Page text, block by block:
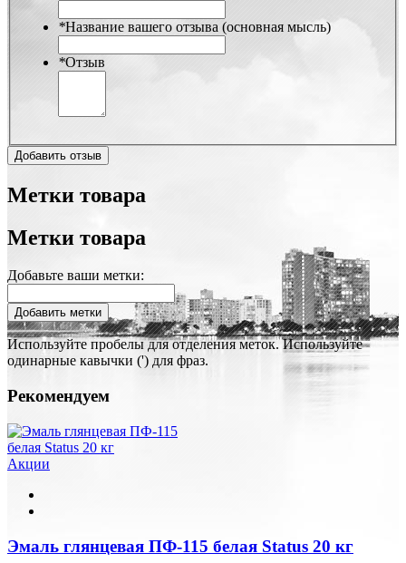
*Название вашего отзыва (основная мысль)
*Отзыв
Добавить отзыв
Метки товара
Метки товара
Добавьте ваши метки:
Добавить метки
Используйте пробелы для отделения меток. Используйте
одинарные кавычки (') для фраз.
Рекомендуем
Акции
Эмаль глянцевая ПФ-115 белая Status 20 кг